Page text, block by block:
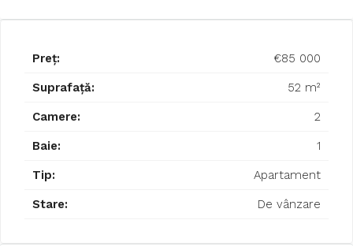
Preț: €85 000
Suprafață: 52 m²
Camere: 2
Baie: 1
Tip: Apartament
Stare: De vânzare